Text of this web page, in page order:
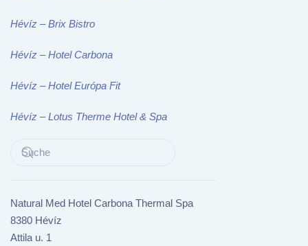
Hévíz – Brix Bistro
Hévíz – Hotel Carbona
Hévíz – Hotel Európa Fit
Hévíz – Lotus Therme Hotel & Spa
Natural Med Hotel Carbona Thermal Spa
8380 Hévíz
Attila u. 1